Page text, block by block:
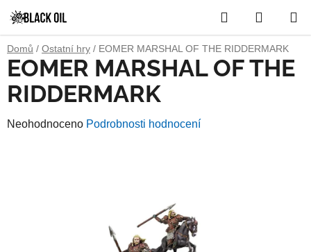
na
obsah
Hledat
KOŠÍK
Domů / Ostatní hry / EOMER MARSHAL OF THE RIDDERMARK
EOMER MARSHAL OF THE
RIDDERMARK
Průměrné
Neohodnoceno Podrobnosti hodnocení